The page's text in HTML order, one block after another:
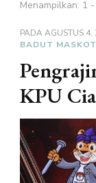
Menampilkan: 1
PADAAGUSTUS 4,
BADUT MASKOT
KPU